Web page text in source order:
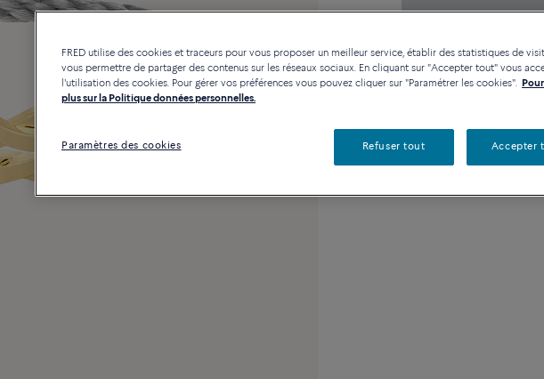
Contactez-nous pour toute
Disponibilité en boutique
FRED utilise des cookies et traceurs pour vous proposer un meilleur service, établir des statistiques de
vous permettre de partager des contenus sur les réseaux sociaux. En cliquant sur "Accepter tout" vous
l'utilisation des cookies. Pour gérer vos préférences vous pouvez cliquer sur "Paramétrer les cookies".
plus sur la Politique données personnelles.
Paramètres des cookies Refuser tout Accepter